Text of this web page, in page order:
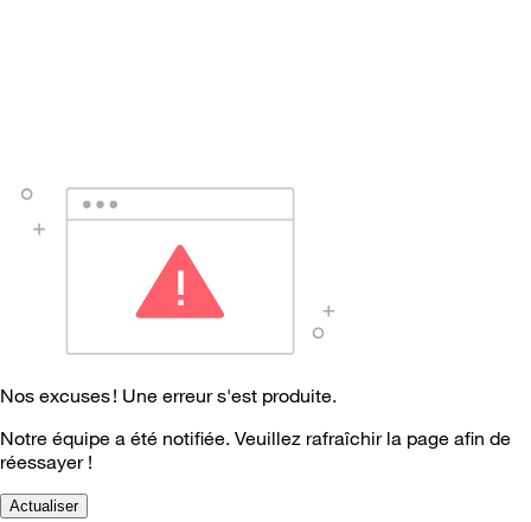
Nos excuses ! Une erreur s'est produite.
Notre équipe a été notifiée. Veuillez rafraîchir la page afin de
réessayer !
Actualiser